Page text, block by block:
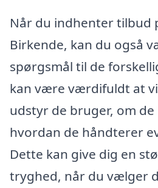
Når du indhenter tilbud
Birkende, kan du også
spørgsmål til de
kan være værdifuldt at
udstyr de bruger, om
hvordan de håndterer
Dette kan give dig en
tryghed, når du vælger